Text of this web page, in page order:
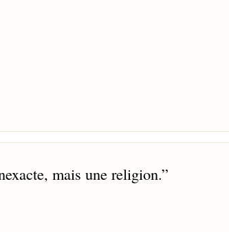
mais une religion.”